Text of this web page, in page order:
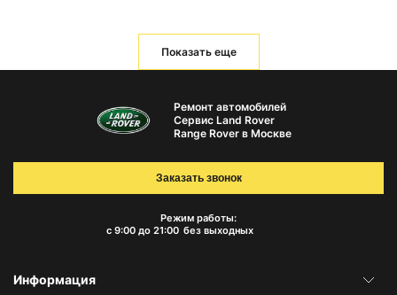
Показать еще
Ремонт автомобилей
Сервис Land Rover
Range Rover в Москве
Режим работы:
с 9:00 до 21:00 без выходных
Заказать звонок
Информация